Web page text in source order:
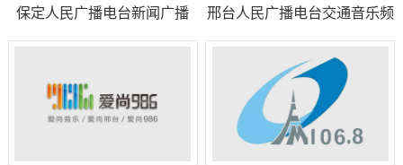
保定人民广播电台新闻广播
邢台人民广播电台交通音乐频